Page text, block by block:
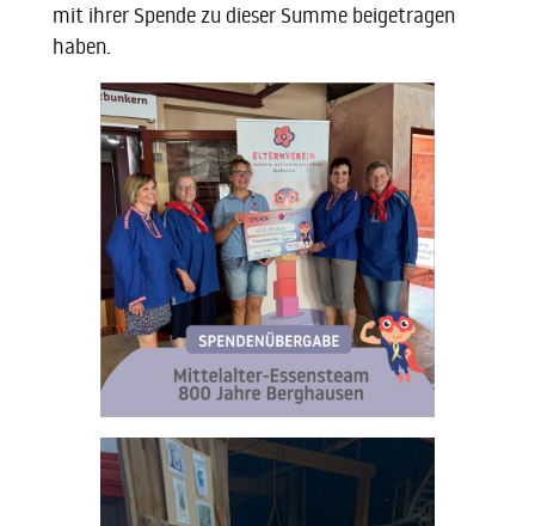
mit ihrer Spende zu dieser Summe beigetragen
haben.